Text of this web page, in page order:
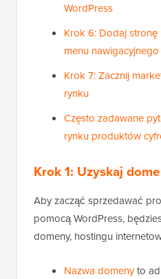
WordPress
Krok 6: Dodaj
menu nawigacyjnego
Krok 7: Zacznij
rynku
Często zadawane
rynku produktów
Krok 1: Uzyskaj
Aby zacząć sprzedawać
pomocą WordPress,
domeny, hostingu
Nazwa domenyto